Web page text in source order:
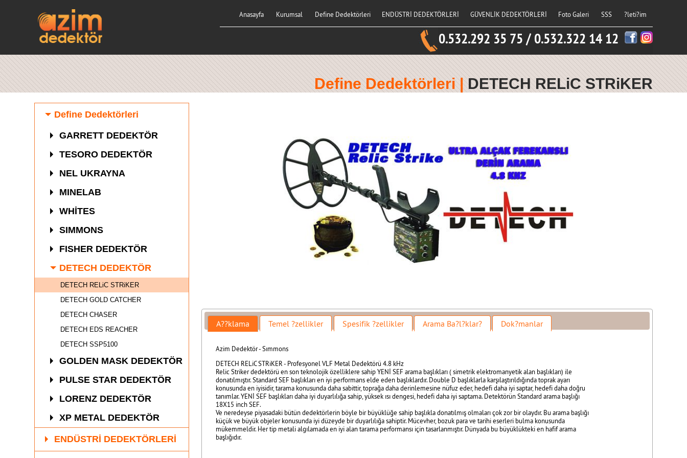
Anasayfa Kurumsal Define Dedektörleri ENDÜSTRİ DEDEKTÖRLERİ GÜVENLİK DEDEKTÖRLERİ Foto Galeri SSS ?leti?im
0.532.292 35 75 / 0.532.322 14 12
Define Dedektörleri | DETECH RELiC STRiKER
Define Dedektörleri
GARRETT DEDEKTÖR
TESORO DEDEKTÖR
NEL UKRAYNA
MINELAB
WHİTES
SIMMONS
FISHER DEDEKTÖR
DETECH DEDEKTÖR
DETECH RELiC STRiKER
DETECH GOLD CATCHER
DETECH CHASER
DETECH EDS REACHER
DETECH SSP5100
GOLDEN MASK DEDEKTÖR
PULSE STAR DEDEKTÖR
LORENZ DEDEKTÖR
XP METAL DEDEKTÖR
ENDÜSTRİ DEDEKTÖRLERİ
A??klama Temel ?zellikler Spesifik ?zellikler Arama Ba?l?klar? Dok?manlar
Azim Dedektör - Sımmons
DETECH RELiC STRiKER - Profesyonel VLF Metal Dedektörü 4.8 kHz
Relic Striker dedektörü en son teknolojik özelliklere sahip YENİ SEF arama başlıkları ( simetrik elektromanyetik alan başlıkları) ile
donatılmıştır. Standard SEF başlıkları en iyi performans elde eden başlıklardır. Double D başlıklarla karşılaştırıldığında toprak ayarı
konusunda en iyisidir, tarama konusunda daha sabittir, toprağa daha derinlemesine nüfuz eder, hedefi daha iyi saptar, hedefi daha doğru
tanımlar. YENİ SEF başlıkları daha iyi duyarlılığa sahip, yüksek ısı dengesi, hedefi daha iyi saptama. Detektörün Standard arama başlığı
18X15 inch SEF.
Ve neredeyse piyasadaki bütün dedektörlerin böyle bir büyüklüğe sahip başlıkla donatılmış olmaları çok zor bir olaydır. Bu arama başlığı
küçük ve büyük objeler konusunda iyi düzeyde bir duyarlılığa sahiptir. Mücevher, bozuk para ve tarihi eserleri bulma konusunda
mükemmeldir. Her tip metali algılamada en iyi alan tarama performansı için tasarlanmıştır. Dünyada bu büyüklükteki en hafif arama
başlığıdır.